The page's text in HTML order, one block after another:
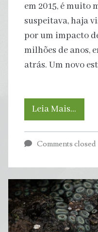
em 2015, é muito
suspeitava, haja
por um impacto
milhões de anos,
atrás. Um novo
Leia Mais…
abriu
na
Comments closed